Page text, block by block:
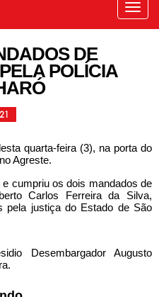
DE
POLÍCIA
quarta-feira (3), na porta do
Agreste.
cumpriu os dois mandados de
Carlos Ferreira da Silva,
pela justiça do Estado de São
Desembargador Augusto